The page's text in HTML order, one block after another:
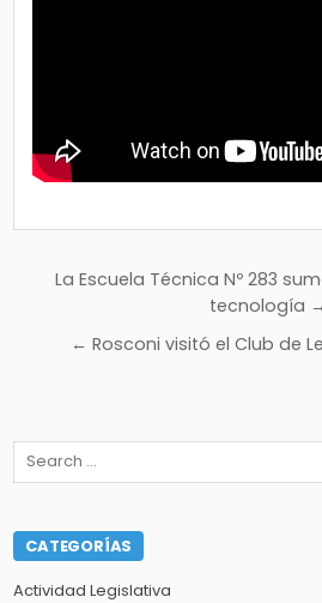
Navegación
entradas
La Escuela Técnica Nº 283
tecnología →
← Rosconi visitó el Club de
Search
CATEGORÍAS
Actividad Legislativa